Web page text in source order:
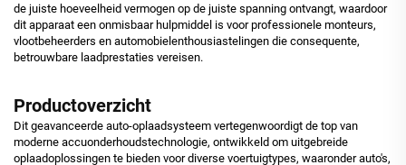
de juiste hoeveelheid vermogen op de juiste spanning ontvangt, waardoor
dit apparaat een onmisbaar hulpmiddel is voor professionele monteurs,
vlootbeheerders en automobielenthousiastelingen die consequente,
betrouwbare laadprestaties vereisen.
Productoverzicht
Dit geavanceerde auto-oplaadsysteem vertegenwoordigt de top van
moderne accuonderhoudstechnologie, ontwikkeld om uitgebreide
oplaadoplossingen te bieden voor diverse voertuigtypes, waaronder auto's,